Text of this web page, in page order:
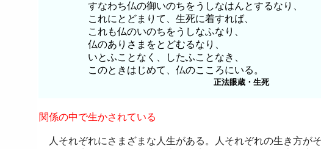
すなわち仏の御いのちをうしなはんとするなり、
これにとどまりて、生死に着すれば、
これも仏のいのちをうしなふなり、
仏のありさまをとどむるなり、
いとふことなく、したふことなき、
このときはじめて、仏のこころにいる。
正法眼蔵・生死
関係の中で生かされている
人それぞれにさまざまな人生がある。人それぞれの生き方が